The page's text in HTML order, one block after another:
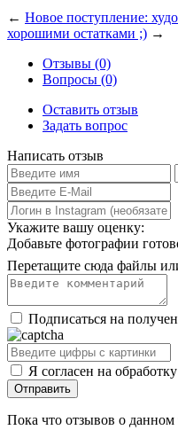
← Новое поступление:
хорошими остатками ;) →
Отзывы (0)
Вопросы (0)
Оставить отзыв
Задать вопрос
Написать отзыв
Укажите вашу оценку:
Добавьте фотографии
Перетащите сюда файлы
Подписаться на
Я согласен на обработку
Пока что отзывов о данном